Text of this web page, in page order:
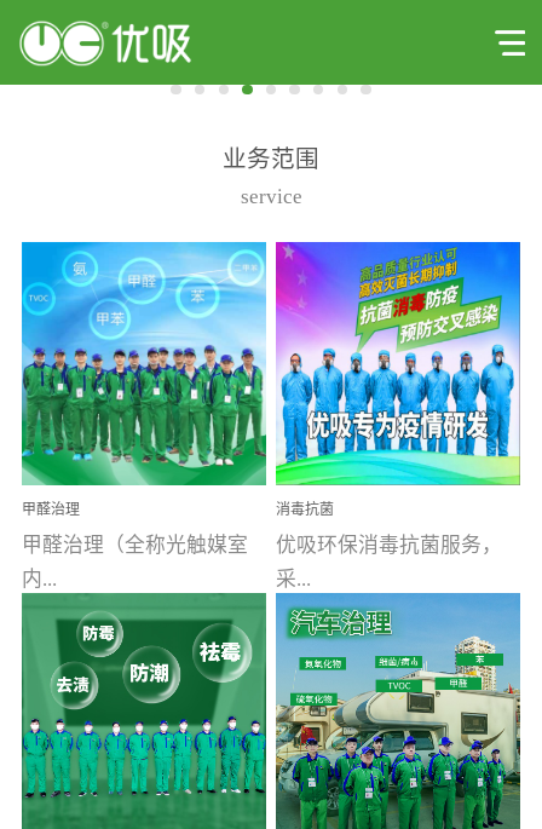
业务范围
service
甲醛治理
甲醛治理（全称光触媒室
内...
空气污染净化治理）工业
文明的进步，创造了多姿
多彩的家居产品和生活情
调，但也带来了以甲醛为
首的室内...
消毒抗菌
优吸环保消毒抗菌服务，
采...
用行业公认奥维牌消毒
液，具备杀死人体冠状病
毒的功效，杀菌率
99.99%。相对于传统消毒
液来说，无...